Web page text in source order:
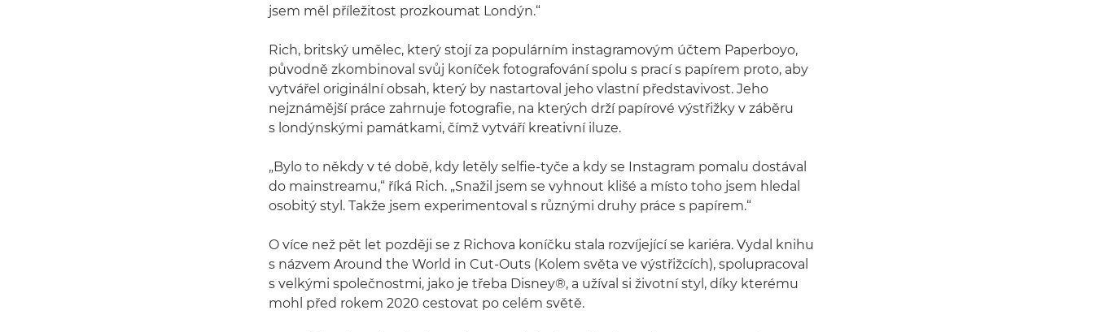
jsem měl příležitost prozkoumat Londýn.“
Rich, britský umělec, který stojí za populárním instagramovým účtem Paperboyo,
původně zkombinoval svůj koníček fotografování spolu s prací s papírem proto, aby
vytvářel originální obsah, který by nastartoval jeho vlastní představivost. Jeho
nejznámější práce zahrnuje fotografie, na kterých drží papírové výstřižky v záběru
s londýnskými památkami, čímž vytváří kreativní iluze.
„Bylo to někdy v té době, kdy letěly selfie-tyče a kdy se Instagram pomalu dostával
do mainstreamu,“ říká Rich. „Snažil jsem se vyhnout klišé a místo toho jsem hledal
osobitý styl. Takže jsem experimentoval s různými druhy práce s papírem.“
O více než pět let později se z Richova koníčku stala rozvíjející se kariéra. Vydal knihu
s názvem Around the World in Cut-Outs (Kolem světa ve výstřižcích), spolupracoval
s velkými společnostmi, jako je třeba Disney®, a užíval si životní styl, díky kterému
mohl před rokem 2020 cestovat po celém světě.